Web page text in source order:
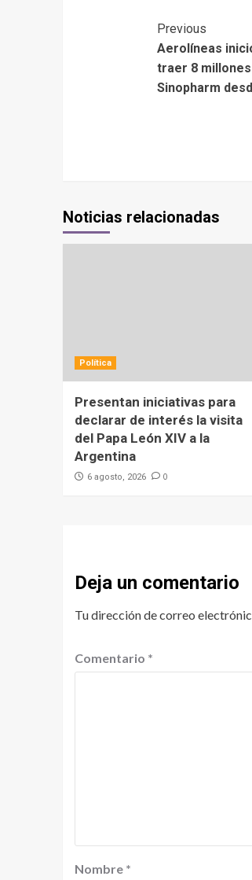
Previous
Aerolíneas
traer 8
Sinopharm
Noticias relacionadas
Política
Presentan iniciativas para
declarar de interés la visita
del Papa León XIV a la
Argentina
6 agosto, 2026 0
Deja un comentario
Tu dirección de correo
Comentario *
Nombre *